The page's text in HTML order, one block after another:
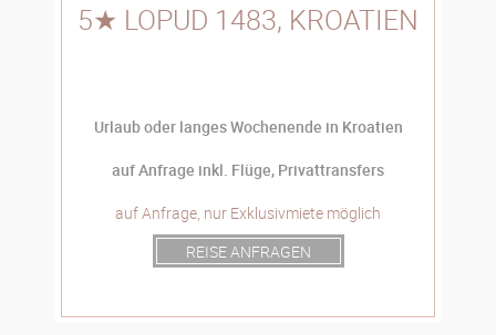
5★ LOPUD 1483, KROATIEN
Urlaub oder langes Wochenende in Kroatien
auf Anfrage inkl. Flüge, Privattransfers
auf Anfrage, nur Exklusivmiete möglich
REISE ANFRAGEN